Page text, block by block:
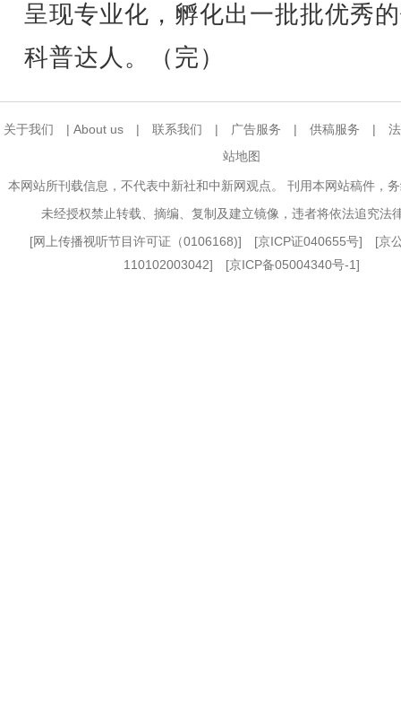
呈现专业化，孵化出一批批优秀
科普达人。（完）
关于我们 | About us | 联系我们 | 广告服务 | 供稿服务 |
站地图
本网站所刊载信息，不代表中新社和中新网观点。 刊用本网站稿件，
未经授权禁止转载、摘编、复制及建立镜像，违者将依法追究法
[网上传播视听节目许可证（0106168)] [京ICP证040655号] [京
110102003042] [京ICP备05004340号-1]